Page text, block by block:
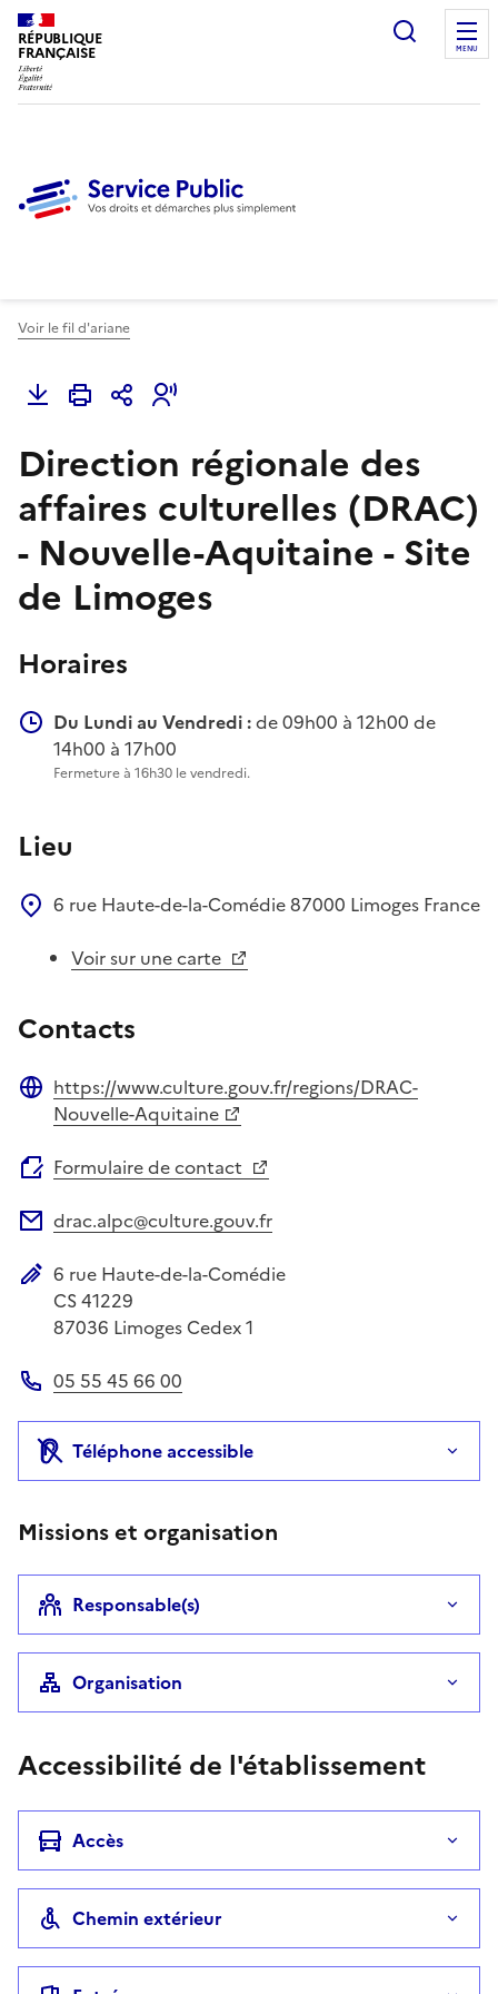
RÉPUBLIQUE
FRANÇAISE
Ouvrir
MENU
Voir le fil d'ariane
Direction régionale des
affaires culturelles (DRAC)
- Nouvelle-Aquitaine - Site
de Limoges
Horaires
Du Lundi au Vendredi :de 09h00 à 12h00 de
14h00 à 17h00
Fermeture à 16h30 le vendredi.
Lieu
6 rue Haute-de-la-Comédie87000 Limoges France
Voir sur une carte
Contacts
Site web
https://www.culture.gouv.fr/regions/DRAC-
Nouvelle-Aquitaine
Formulaire de contact
drac.alpc@culture.gouv.fr
Adresse postale
6 rue Haute-de-la-Comédie
CS 41229
87036 Limoges Cedex 1
05 55 45 66 00
Téléphone accessible
Missions et organisation
Responsable(s)
Organisation
Accessibilité de l'établissement
Accès
Chemin extérieur